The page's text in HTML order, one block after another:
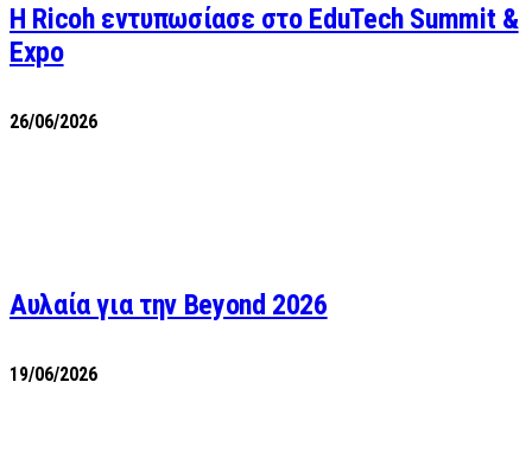
Η Ricoh εντυπωσίασε στο EduTech Summit &
Expo
26/06/2026
Αυλαία για την Beyond 2026
19/06/2026